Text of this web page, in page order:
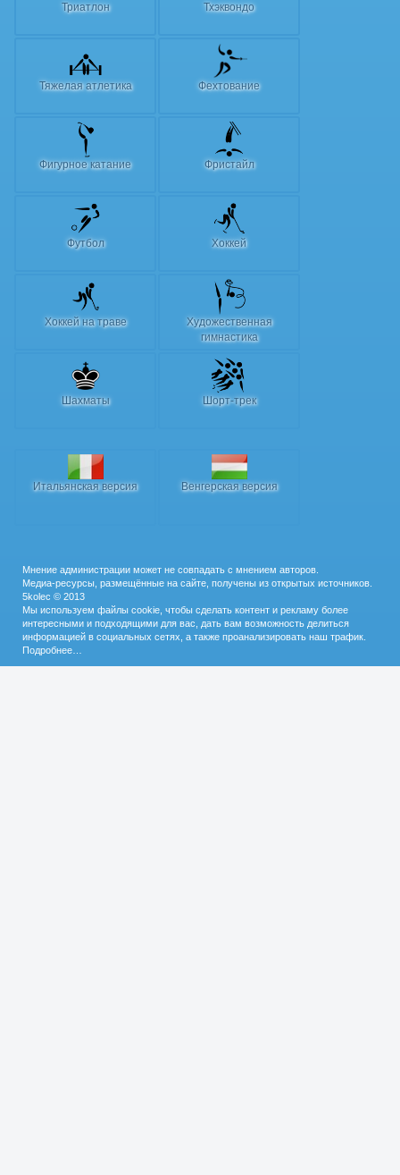
Триатлон Тхэквондо
Тяжелая атлетика Фехтование
Фигурное катание Фристайл
Футбол Хоккей
Хоккей на траве
Художественная
гимнастика
Шахматы Шорт-трек
Итальянская версия Венгерская версия
Мнение администрации может не совпадать с мнением авторов.
Медиа-ресурсы, размещённые на сайте, получены из открытых источников.
5kolec © 2013
Мы используем файлы cookie, чтобы сделать контент и рекламу более
интересными и подходящими для вас, дать вам возможность делиться
информацией в социальных сетях, а также проанализировать наш трафик.
Подробнее…